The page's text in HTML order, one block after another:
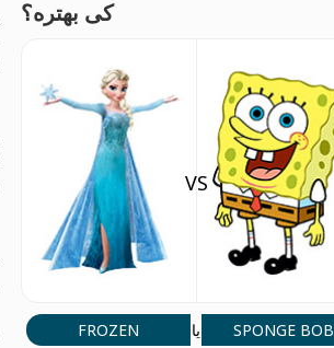
کی بهتره؟
FROZEN
VS
یا SPONGE BOB